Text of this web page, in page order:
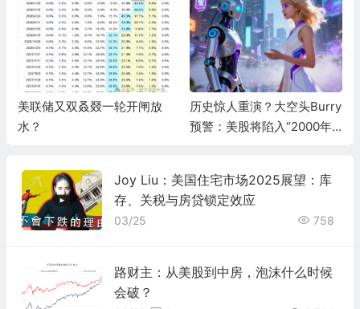
美联储又双叒叕一轮开闸放
水？
历史惊人重演？大空头Burry
预警：美股将陷入“2000年
Joy Liu：美国住宅市场2025展望：库
存、关税与房贷锁定效应
03/25 758
路财主：从美股到中房，泡沫什么时候
会破？